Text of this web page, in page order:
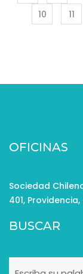
10
11
OFICINAS
Sociedad
401, Providencia,
BUSCAR